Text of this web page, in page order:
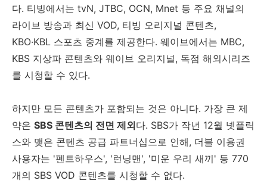
다. 티빙에서는 tvN, JTBC, OCN, Mnet 등 주요 채널의
라이브 방송과 최신 VOD, 티빙 오리지널 콘텐츠,
KBO·KBL 스포츠 중계를 제공한다. 웨이브에서는 MBC,
KBS 지상파 콘텐츠와 웨이브 오리지널, 독점 해외시리즈
를 시청할 수 있다.
하지만 모든 콘텐츠가 포함되는 것은 아니다. 가장 큰 제
약은 SBS 콘텐츠의 전면 제외다. SBS가 작년 12월 넷플릭
스와 맺은 콘텐츠 공급 파트너십으로 인해, 더블 이용권
사용자는 '펜트하우스', '런닝맨', '미운 우리 새끼' 등 770
개의 SBS VOD 콘텐츠를 시청할 수 없다.